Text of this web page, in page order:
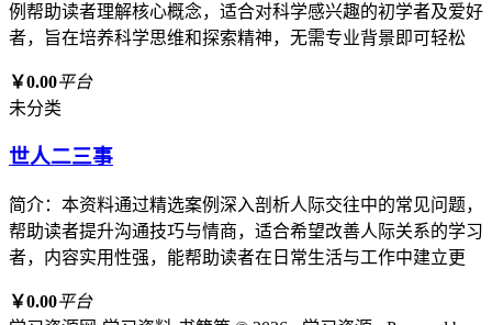
例帮助读者理解核心概念，适合对科学感兴趣的初学者及爱好
者，旨在培养科学思维和探索精神，无需专业背景即可轻松
￥0.00平台
未分类
世人二三事
简介：本资料通过精选案例深入剖析人际交往中的常见问题，
帮助读者提升沟通技巧与情商，适合希望改善人际关系的学习
者，内容实用性强，能帮助读者在日常生活与工作中建立更
￥0.00平台